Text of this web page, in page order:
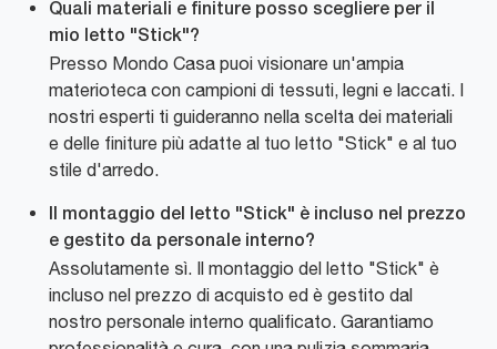
Quali materiali e finiture posso scegliere per il
mio letto "Stick"?
Presso Mondo Casa puoi visionare un'ampia
materioteca con campioni di tessuti, legni e laccati. I
nostri esperti ti guideranno nella scelta dei materiali
e delle finiture più adatte al tuo letto "Stick" e al tuo
stile d'arredo.
Il montaggio del letto "Stick" è incluso nel prezzo
e gestito da personale interno?
Assolutamente sì. Il montaggio del letto "Stick" è
incluso nel prezzo di acquisto ed è gestito dal
nostro personale interno qualificato. Garantiamo